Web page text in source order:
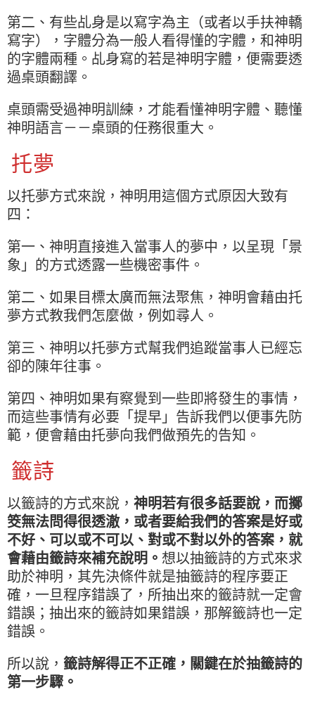
第二、有些乩身是以寫字為主（或者以手扶神轎
寫字），字體分為一般人看得懂的字體，和神明
的字體兩種。乩身寫的若是神明字體，便需要透
過桌頭翻譯。
桌頭需受過神明訓練，才能看懂神明字體、聽懂
神明語言－－桌頭的任務很重大。
托夢
以托夢方式來說，神明用這個方式原因大致有
四：
第一、神明直接進入當事人的夢中，以呈現「景
象」的方式透露一些機密事件。
第二、如果目標太廣而無法聚焦，神明會藉由托
夢方式教我們怎麼做，例如尋人。
第三、神明以托夢方式幫我們追蹤當事人已經忘
卻的陳年往事。
第四、神明如果有察覺到一些即將發生的事情，
而這些事情有必要「提早」告訴我們以便事先防
範，便會藉由托夢向我們做預先的告知。
籤詩
以籤詩的方式來說， 神明若有很多話要說，而擲
筊無法問得很透澈，或者要給我們的答案是好或
不好、可以或不可以、對或不對以外的答案，就
會藉由籤詩來補充說明。 想以抽籤詩的方式來求
助於神明，其先決條件就是抽籤詩的程序要正
確，一旦程序錯誤了，所抽出來的籤詩就一定會
錯誤；抽出來的籤詩如果錯誤，那解籤詩也一定
錯誤。
所以說， 籤詩解得正不正確，關鍵在於抽籤詩的
第一步驟。